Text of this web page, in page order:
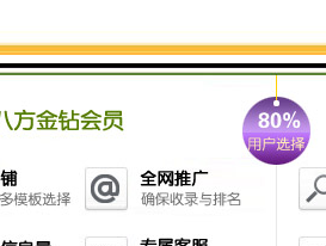
体育赛事计时计分及成绩处理系统
几个方面：
1. **赛事管理**：